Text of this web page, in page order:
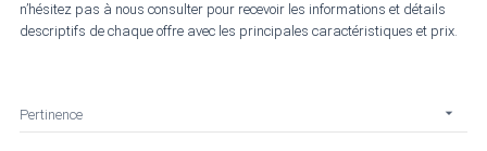
n’hésitez pas à nous consulter pour recevoir les informations et détails
descriptifs de chaque offre avec les principales caractéristiques et prix.
Pertinence 